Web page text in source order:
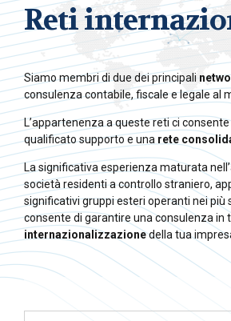
Reti
Siamo membri di due dei principali
consulenza contabile, fiscale e legale al
L’appartenenza a queste reti ci
qualificato supporto e una rete
La significativa esperienza maturata
società residenti a controllo straniero,
significativi gruppi esteri operanti nei più
consente di garantire una consulenza in
internazionalizzazionedella tua